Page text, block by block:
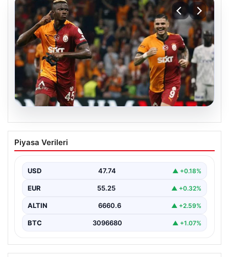
06.08.2026
Osimhen’den Icardi tepkisi! Yönetimin o
teklifini reddetti
Piyasa Verileri
USD 47.74 ▲ +0.18%
EUR 55.25 ▲ +0.32%
ALTIN 6660.6 ▲ +2.59%
BTC 3096680 ▲ +1.07%